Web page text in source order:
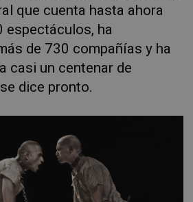
que cuenta hasta ahora
espectáculos, ha
de 730 compañías y ha
casi un centenar de
dice pronto.